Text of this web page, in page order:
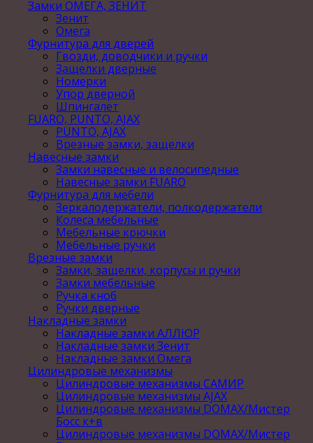
Замки ОМЕГА, ЗЕНИТ
Зенит
Омега
Фурнитура для дверей
Гвозди, доводчики и ручки
Защелки дверные
Номерки
Упор дверной
Шпингалет
FUARO, PUNTO, AJAX
PUNTO, AJAX
Врезные замки, защелки
Навесные замки
Замки навесные и велосипедные
Навесные замки FUARO
Фурнитура для мебели
Зеркалодержатели, полкодержатели
Колеса мебельные
Мебельные крючки
Мебельные ручки
Врезные замки
Замки, защелки, корпусы и ручки
Замки мебельные
Ручка кноб
Ручки дверные
Накладные замки
Накладные замки АЛЛЮР
Накладные замки Зенит
Накладные замки Омега
Цилиндровые механизмы
Цилиндровые механизмы САМИР
Цилиндровые механизмы AJAX
Цилиндровые механизмы DOMAX/Мистер
Босс к+в
Цилиндровые механизмы DOMAX/Мистер